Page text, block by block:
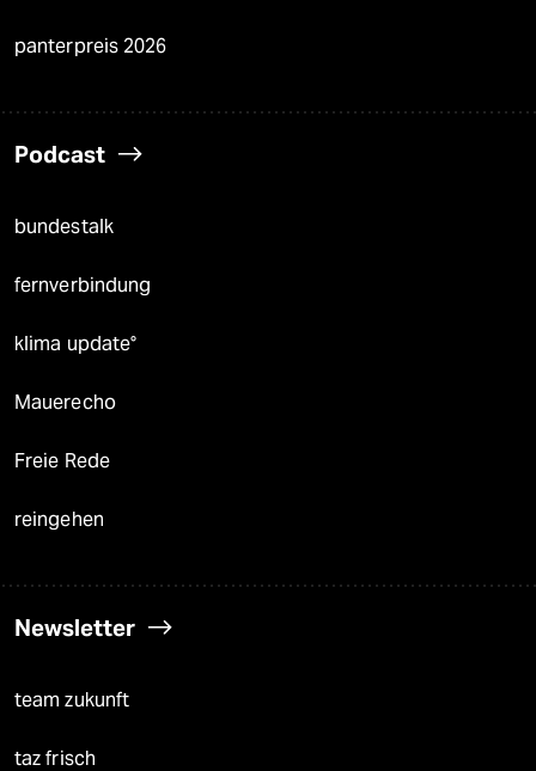
panterpreis 2026
Podcast
bundestalk
fernverbindung
klima update°
Mauerecho
Freie Rede
reingehen
Newsletter
team zukunft
taz frisch